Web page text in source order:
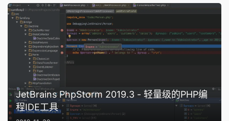
JetBrains PhpStorm 2019.3 - 轻量级的PHP编
程IDE工具